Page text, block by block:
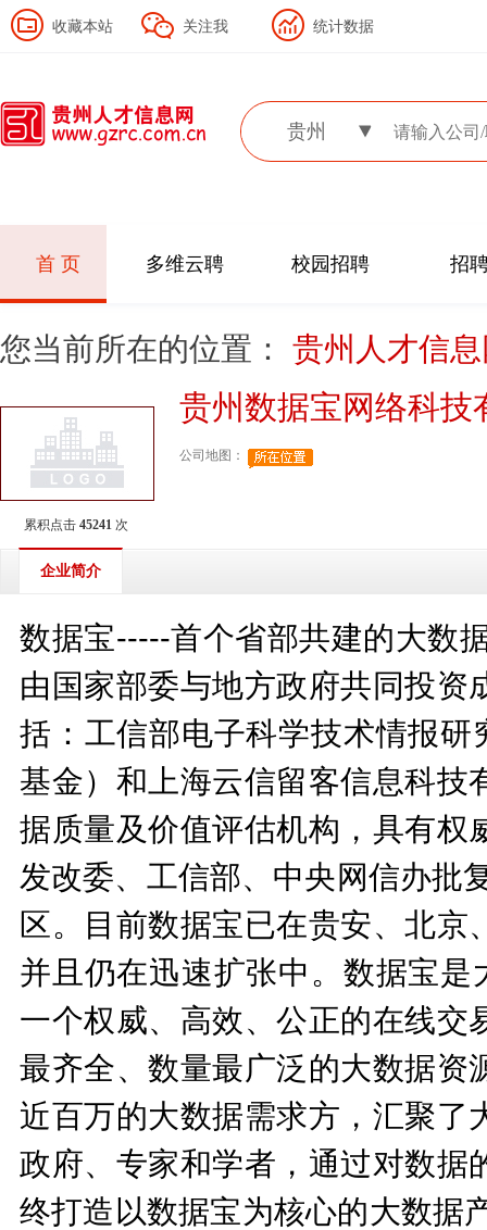
收藏本站 关注我 统计数据
贵州
首 页 多维云聘 校园招聘 招
您当前所在的位置： 贵州人才信
累积点击 45241 次
贵州数据宝网络科技
公司地图：
企业简介
数据宝-----首个省部共建的大数
由国家部委与地方政府共同投
括：工信部电子科学技术情报
基金）和上海云信留客信息科技
据质量及价值评估机构，具有权
发改委、工信部、中央网信办批
区。目前数据宝已在贵安、北
并且仍在迅速扩张中。数据宝是
一个权威、高效、公正的在线交
最齐全、数量最广泛的大数据资
近百万的大数据需求方，汇聚了
政府、专家和学者，通过对数据
终打造以数据宝为核心的大数据